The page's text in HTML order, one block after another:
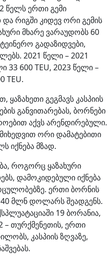
წელს ერთი გემი
რიგში კიდევ ორი გემის
მხარე ვარაუდობს 60
გადაზიდვები,
2021 წელი – 2021
33 600 TEU, 2023 წელი –
TEU.
ყაზახეთი გეგმავს კასპიის
განვითარებას, ბორნები
აქვს არენდირებული.
ორი დამატებითი
იქნება მზად.
როგორც ყაზახური
დამოკიდებული იქნება
ერთი ბორნის
მლნ დოლარს შეადგენს.
19 ბორანია,
– თურქმენეთის, ერთი
კასპიის ზღვაზე,